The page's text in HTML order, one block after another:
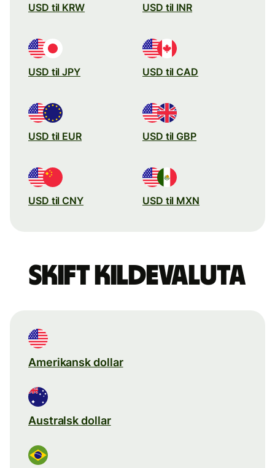
USD til KRW USD til INR
USD til JPY USD til CAD
USD til EUR USD til GBP
USD til CNY USD til MXN
Skift kildevaluta
Amerikansk dollar
Australsk dollar